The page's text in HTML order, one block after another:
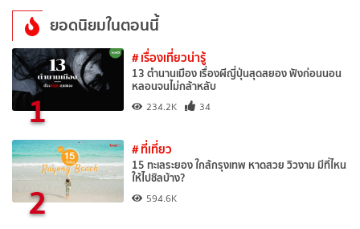
ยอดนิยมในตอนนี้
1
# เรื่องเที่ยวน่ารู้
13 ตำนานเมือง เรื่องผีญี่ปุ่นสุดสยอง ฟังก่อนนอน
หลอนจนไม่กล้าหลับ
234.2K 34
2
# ที่เที่ยว
15 ทะเลระยอง ใกล้กรุงเทพ หาดสวย วิวงาม มีที่ไหน
ให้ไปชิลบ้าง?
594.6K